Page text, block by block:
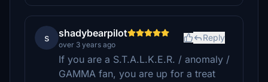
s shadybearpilot
over 3 years ago
Reply
If you are a S.T.A.L.K.E.R. / anomaly /
GAMMA fan, you are up for a treat